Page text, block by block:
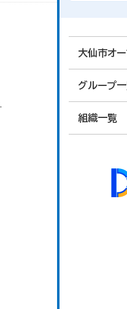
大仙市オ
グループ
組織一覧